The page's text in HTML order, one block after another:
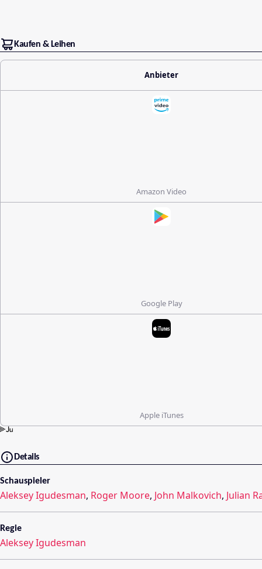
Kaufen & Leihen
Anbieter
Amazon Video
Google Play
Apple iTunes
Details
Schauspieler
Aleksey Igudesman, Roger Moore, John Malkovich, Julian
Regie
Aleksey Igudesman